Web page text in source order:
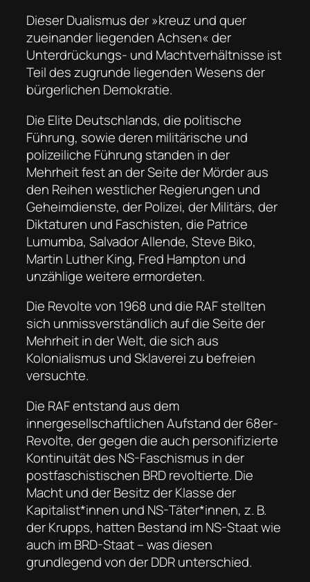
Dieser Dualismus der »kreuz und quer
zueinander liegenden Achsen« der
Unterdrückungs- und Machtverhältnisse ist
Teil des zugrunde liegenden Wesens der
bürgerlichen Demokratie.
Die Elite Deutschlands, die politische
Führung, sowie deren militärische und
polizeiliche Führung standen in der
Mehrheit fest an der Seite der Mörder aus
den Reihen westlicher Regierungen und
Geheimdienste, der Polizei, der Militärs, der
Diktaturen und Faschisten, die Patrice
Lumumba, Salvador Allende, Steve Biko,
Martin Luther King, Fred Hampton und
unzählige weitere ermordeten.
Die Revolte von 1968 und die RAF stellten
sich unmissverständlich auf die Seite der
Mehrheit in der Welt, die sich aus
Kolonialismus und Sklaverei zu befreien
versuchte.
Die RAF entstand aus dem
innergesellschaftlichen Aufstand der 68er-
Revolte, der gegen die auch personifizierte
Kontinuität des NS-Faschismus in der
postfaschistischen BRD revoltierte. Die
Macht und der Besitz der Klasse der
Kapitalist*innen und NS-Täter*innen, z. B.
der Krupps, hatten Bestand im NS-Staat wie
auch im BRD-Staat – was diesen
grundlegend von der DDR unterschied.